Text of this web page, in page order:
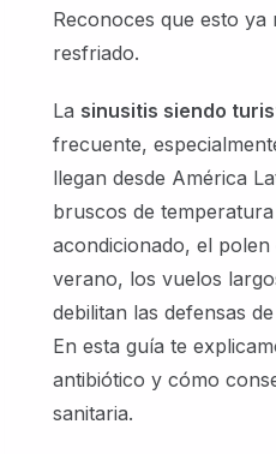
Reconoces que esto ya
resfriado.
La sinusitis siendo
frecuente,
llegan desde América
bruscos de
acondicionado, el
verano, los vuelos
debilitan las defensas
En esta guía te
antibiótico y cómo
sanitaria.